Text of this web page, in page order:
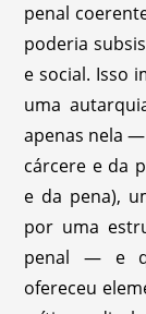
penal
poderia
e social. Isso
uma
apenas nela
cárcere e da
e da pena),
por uma
penal — e
ofereceu